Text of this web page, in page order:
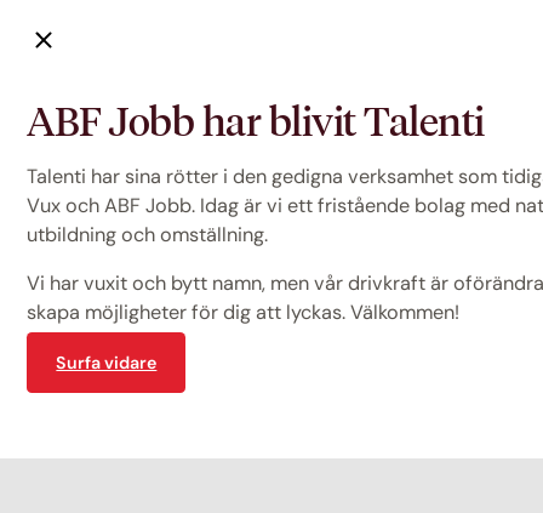
ABF Jobb har blivit Talenti
Talenti har sina rötter i den gedigna verksamhet som
Vux och ABF Jobb. Idag är vi ett fristående bolag med
utbildning och omställning.
Vi har vuxit och bytt namn, men vår drivkraft är
skapa möjligheter för dig att lyckas. Välkommen!
Surfa vidare